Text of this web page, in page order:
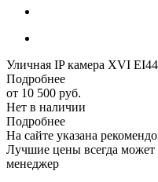
Уличная IP камера XVI
Подробнее
от 10 500 руб.
Нет в наличии
Подробнее
На сайте указана
Лучшие цены всегда
менеджер